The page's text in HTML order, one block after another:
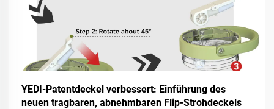
YEDI-Patentdeckel verbessert: Einführung des
neuen tragbaren, abnehmbaren Flip-Strohdeckels